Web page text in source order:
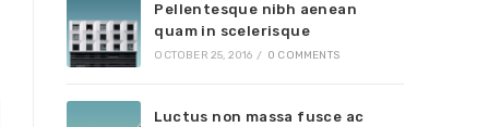
Pellentesque nibh aenean
quam in scelerisque
OCTOBER 25, 2016 / 0 COMMENTS
Luctus non massa fusce ac